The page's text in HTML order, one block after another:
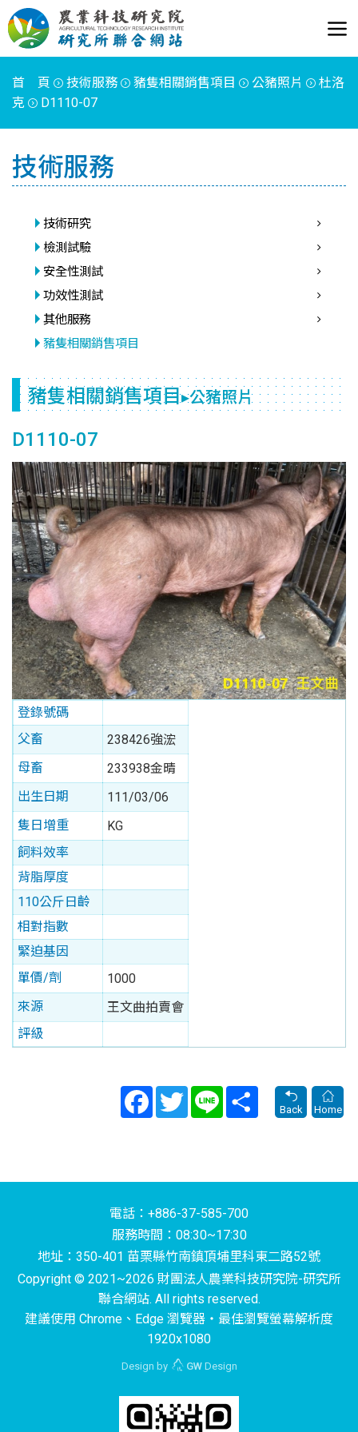
首 頁 技術服務 豬隻相關銷售項目 公豬照片
杜洛
克
D1110-07
技術服務
技術研究
檢測試驗
安全性測試
功效性測試
其他服務
豬隻相關銷售項目
豬隻相關銷售項目▸公豬照片
D1110-07
登錄號碼
父畜
238426強浤
母畜
233938金晴
出生日期
111/03/06
隻日增重
KG
飼料效率
背脂厚度
110公斤日齡
相對指數
緊迫基因
單價/劑
1000
來源
王文曲拍賣會
評級
FacebookTwitter Line
Share
Back
Home
電話：+886-37-585-700
服務時間：08:30~17:30
地址：350-401 苗栗縣竹南鎮頂埔里科東二路52號
Copyright © 2021~2026 財團法人農業科技研究院-研究所
聯合網站. All rights reserved.
建議使用 Chrome、Edge 瀏覽器‧最佳瀏覽螢幕解析度
1920x1080
Design by GWDesign